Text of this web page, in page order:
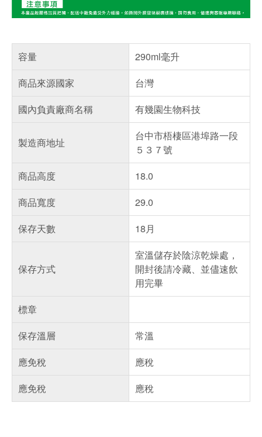
容量
290ml毫升
商品來源國家
台灣
國內負責廠商名稱
有幾園生物科技
製造商地址
台中市梧棲區港埠路一段
５３７號
商品高度
18.0
商品寬度
29.0
保存天數
18月
保存方式
室溫儲存於陰涼乾燥處，
開封後請冷藏、並儘速飲
用完畢
標章
保存溫層
常溫
應免稅
應稅
應免稅
應稅